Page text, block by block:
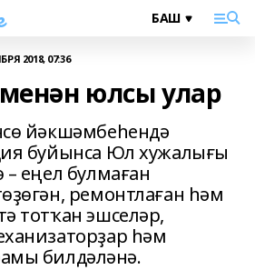
2018, 07:36
юлсы улар
йәкшәмбеһендә
буйынса Юл хужалығы
еңел булмаған
ремонтлаған һәм
тотҡан эшселәр,
һәм
билдәләнә.